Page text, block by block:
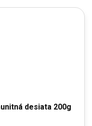
desiata 200g